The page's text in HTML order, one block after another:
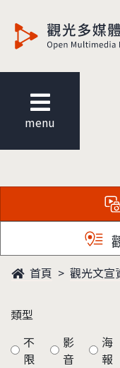
menu
首頁 觀光文宣
類型
不
限
影
音
海
報